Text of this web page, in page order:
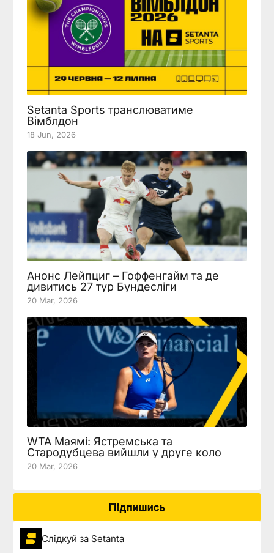
Setanta Sports транслюватиме
Вімблдон
18 Jun, 2026
Анонс Лейпциг – Гоффенгайм та де
дивитись 27 тур Бундесліги
20 Mar, 2026
WTA Маямі: Ястремська та
Стародубцева вийшли у друге коло
20 Mar, 2026
Підпишись
Слідкуй за Setanta